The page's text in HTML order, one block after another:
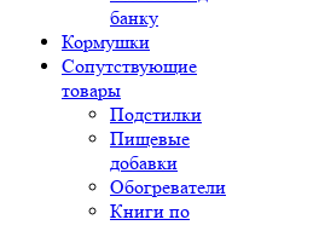
банку
Кормушки
Сопутствующие
товары
Подстилки
Пищевые
добавки
Обогреватели
Книги по